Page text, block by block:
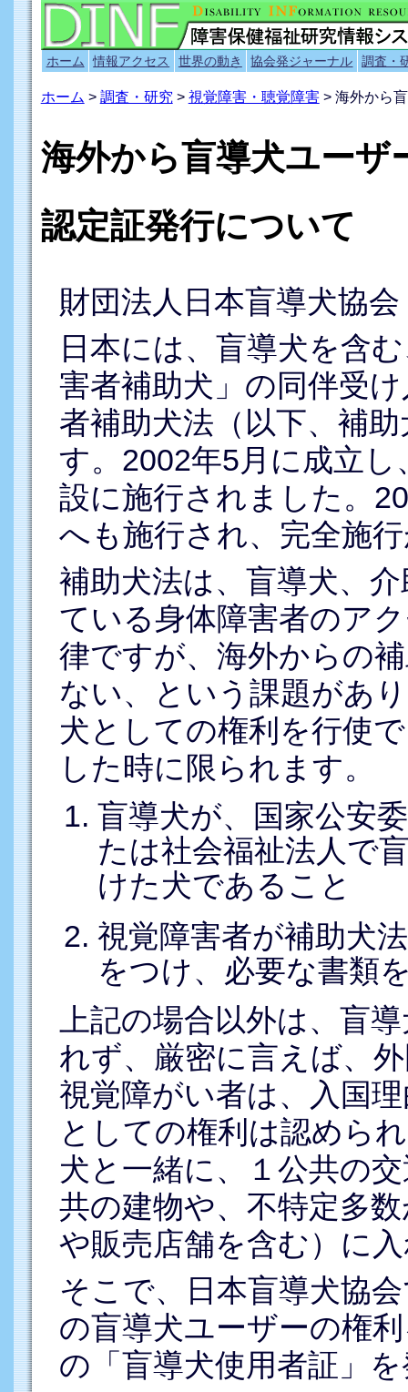
ホーム 情報アクセス 世界の動き 協会発ジャーナル 調査・
ホーム > 調査・研究 > 視覚障害・聴覚障害> 海外から
海外から盲導犬ユーザ
認定証発行について
財団法人日本盲導犬協会
日本には、盲導犬を含
害者補助犬」の同伴受
者補助犬法（以下、補
す。2002年5月に成立
設に施行されました。
へも施行され、完全施
補助犬法は、盲導犬、
ている身体障害者のア
律ですが、海外からの
ない、という課題があ
犬としての権利を行使
した時に限られます。
盲導犬が、国家公安
たは社会福祉法人で
けた犬であること
視覚障害者が補助犬
をつけ、必要な書類
上記の場合以外は、盲
れず、厳密に言えば、
視覚障がい者は、入国
としての権利は認めら
犬と一緒に、１公共の
共の建物や、不特定多
や販売店舗を含む）に
そこで、日本盲導犬協
の盲導犬ユーザーの権
の「盲導犬使用者証」